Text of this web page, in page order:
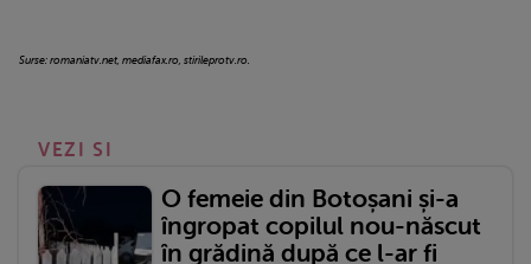
Surse: romaniatv.net, mediafax.ro, stirileprotv.ro.
VEZI SI
O femeie din Botoșani și-a
îngropat copilul nou-născut
în grădină după ce l-ar fi